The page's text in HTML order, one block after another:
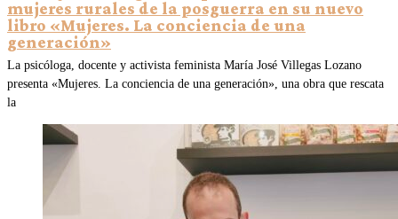
mujeres rurales de la posguerra en su nuevo
libro «Mujeres. La conciencia de una
generación»
La psicóloga, docente y activista feminista María José Villegas Lozano
presenta «Mujeres. La conciencia de una generación», una obra que rescata
la